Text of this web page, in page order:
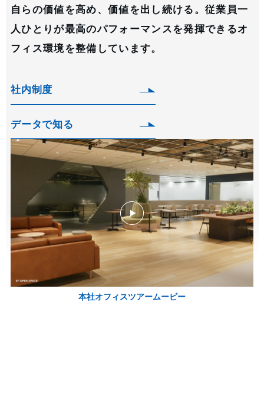
自らの価値を高め、価値を出し続ける。従業員一
人ひとりが最高のパフォーマンスを発揮できるオ
フィス環境を整備しています。
社内制度
データで知る
本社オフィスツアームービー